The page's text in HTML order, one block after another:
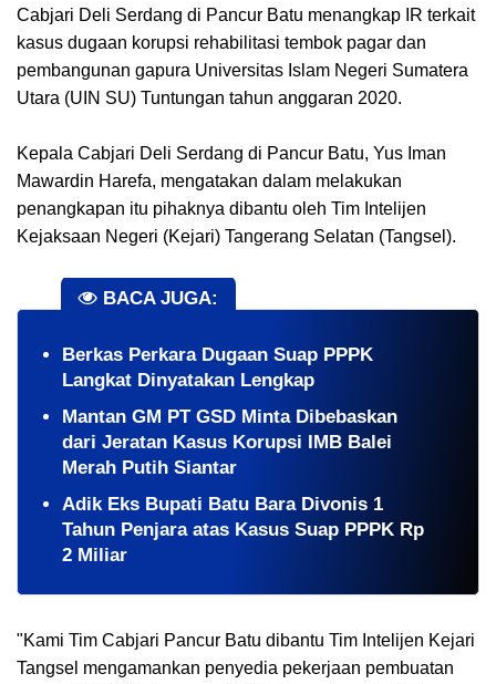
Cabjari Deli Serdang di Pancur Batu menangkap IR terkait
kasus dugaan korupsi rehabilitasi tembok pagar dan
pembangunan gapura Universitas Islam Negeri Sumatera
Utara (UIN SU) Tuntungan tahun anggaran 2020.
Kepala Cabjari Deli Serdang di Pancur Batu, Yus Iman
Mawardin Harefa, mengatakan dalam melakukan
penangkapan itu pihaknya dibantu oleh Tim Intelijen
Kejaksaan Negeri (Kejari) Tangerang Selatan (Tangsel).
BACA JUGA:
Berkas Perkara Dugaan Suap PPPK
Langkat Dinyatakan Lengkap
Mantan GM PT GSD Minta Dibebaskan
dari Jeratan Kasus Korupsi IMB Balei
Merah Putih Siantar
Adik Eks Bupati Batu Bara Divonis 1
Tahun Penjara atas Kasus Suap PPPK Rp
2 Miliar
"Kami Tim Cabjari Pancur Batu dibantu Tim Intelijen Kejari
Tangsel mengamankan penyedia pekerjaan pembuatan